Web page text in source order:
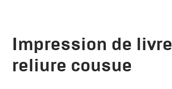
Impression de
reliure cousue